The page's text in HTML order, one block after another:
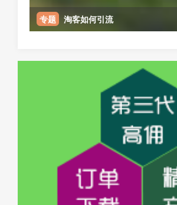
专题 淘客如何引流